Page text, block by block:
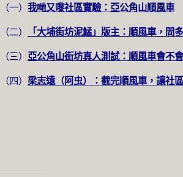
（一） 我哋又嚟社區實驗：亞公角山順風車
（二）
「大埔街坊泥鯭」版主：順風車，問
（三） 亞公角山街坊真人測試：順風車會不
（四） 梁志遠（阿虫）：截完順風車，讓社